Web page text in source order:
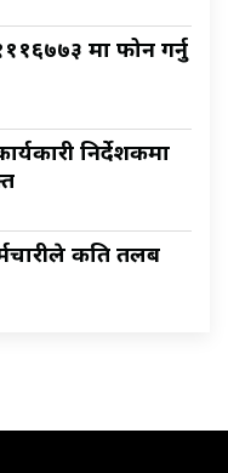
मा फोन गर्नु
निर्देशकमा
कति तलब